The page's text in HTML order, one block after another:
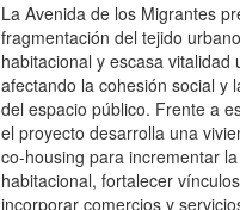
La Avenida de los Migrantes
fragmentación del tejido
habitacional y escasa vitalidad
afectando la cohesión social y
del espacio público. Frente a
el proyecto desarrolla una
co-housing para incrementar
habitacional, fortalecer
incorporar comercios y